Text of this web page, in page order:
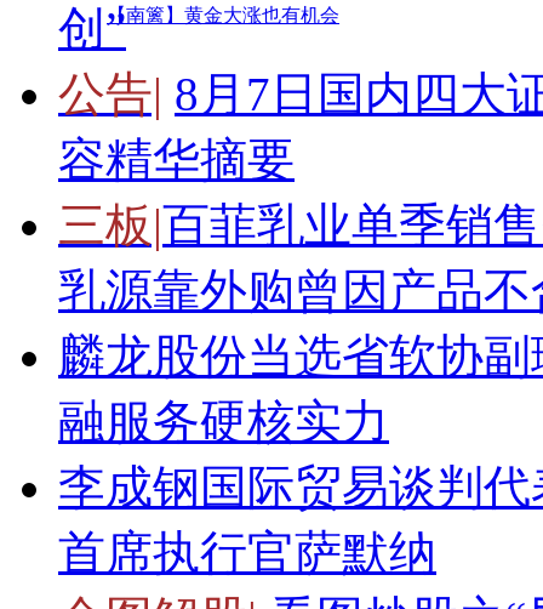
【南篱】黄金大涨也有机会
创”
公告| 8月7日国内四大
容精华摘要
三板|百菲乳业单季销
乳源靠外购曾因产品
麟龙股份当选省软协
融服务硬核实力
李成钢国际贸易谈判
首席执行官萨默纳